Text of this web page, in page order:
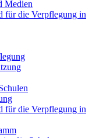
Medien
für die Verpflegung in
für die Verpflegung in